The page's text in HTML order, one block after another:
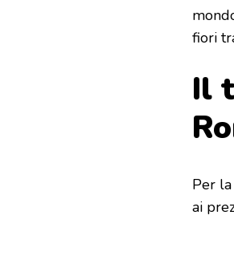
fiori
Il
Per
ai